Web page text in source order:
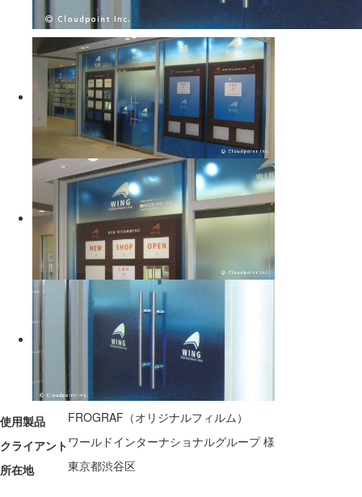
使用製品
FROGRAF（オリジナルフィルム）
クライアント ワールドインターナショナルグループ 様
所在地
東京都渋谷区